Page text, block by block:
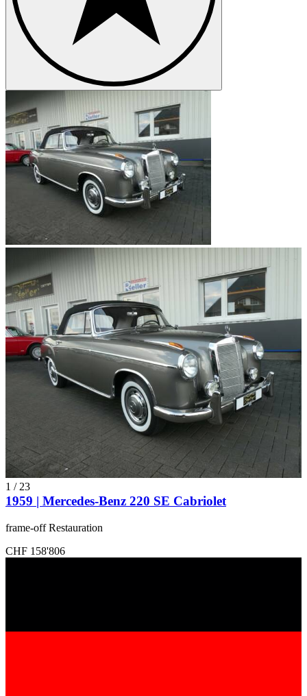
1 / 23
1959 | Mercedes-Benz 220 SE Cabriolet
frame-off Restauration
CHF 158'806